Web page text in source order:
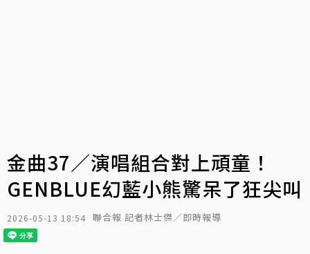
金曲37／演唱組合對上頑童！
GENBLUE幻藍小熊驚呆了狂尖叫
2026-05-13 18:54 聯合報 記者林士傑／即時報導